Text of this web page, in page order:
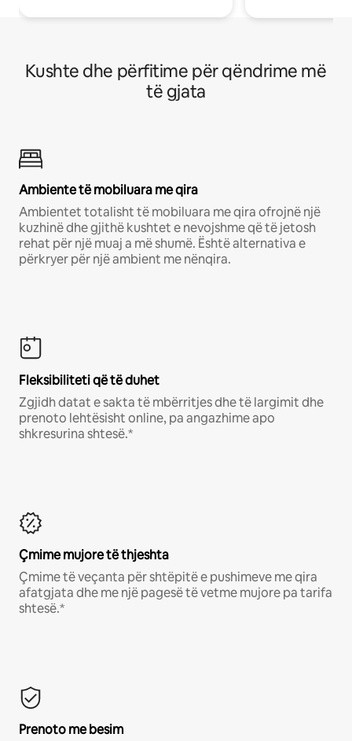
Kushte dhe përfitime për qëndrime më
të gjata
Ambiente të mobiluara me qira
Ambientet totalisht të mobiluara me qira ofrojnë një
kuzhinë dhe gjithë kushtet e nevojshme që të jetosh
rehat për një muaj a më shumë. Është alternativa e
përkryer për një ambient me nënqira.
Fleksibiliteti që të duhet
Zgjidh datat e sakta të mbërritjes dhe të largimit dhe
prenoto lehtësisht online, pa angazhime apo
shkresurina shtesë.*
Çmime mujore të thjeshta
Çmime të veçanta për shtëpitë e pushimeve me qira
afatgjata dhe me një pagesë të vetme mujore pa tarifa
shtesë.*
Prenoto me besim